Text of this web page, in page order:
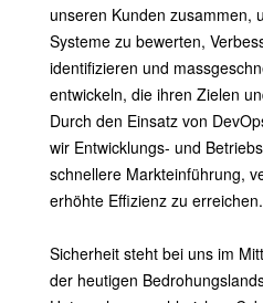
unseren Kunden zusammen,
Systeme zu bewerten,
identifizieren und
entwickeln, die ihren Zielen
Durch den Einsatz von
wir Entwicklungs- und
schnellere Markteinführung,
erhöhte Effizienz zu erreichen.
Sicherheit steht bei uns im
der heutigen